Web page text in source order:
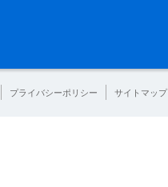
プライバシーポリシー サイトマップ